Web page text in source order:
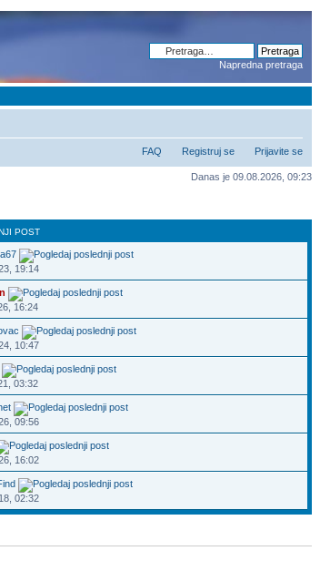
Napredna pretraga
FAQ Registruj se Prijavite se
Danas je 09.08.2026, 09:23
POST
19:14
16:24
10:47
03:32
09:56
16:02
02:32